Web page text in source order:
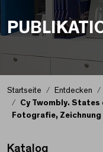
Startseite Entdecken
Cy Twombly.
Fotografie, Zeichnung
Katalog